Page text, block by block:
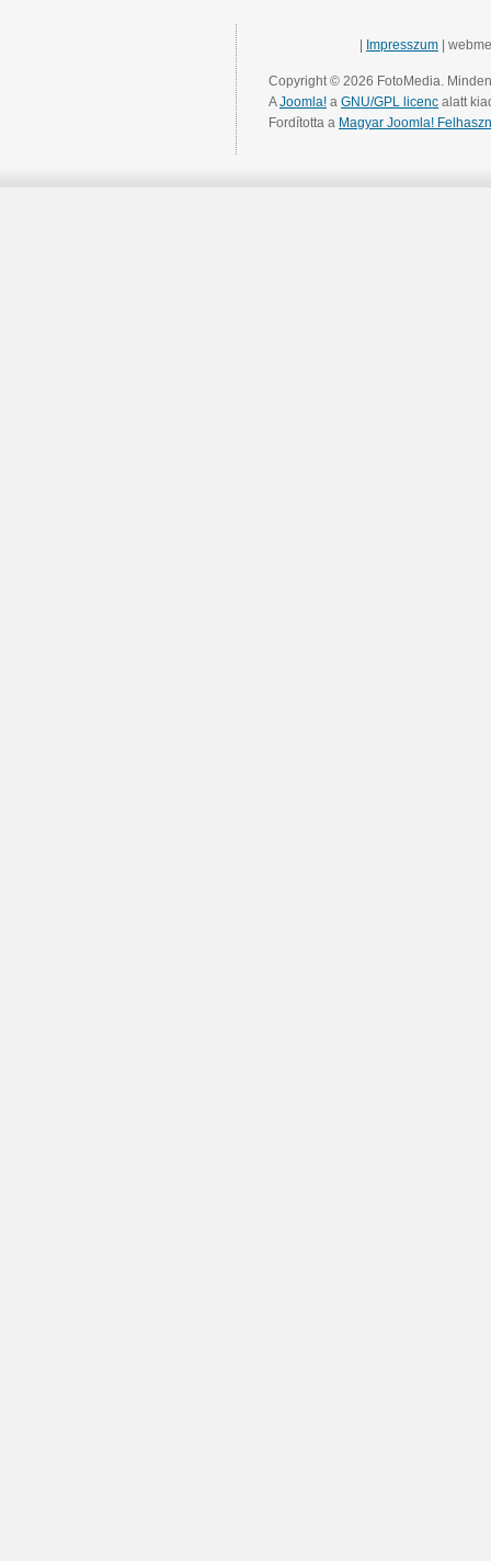
Impresszum |
Copyright © 2026 FotoMedia.
AJoomla! a GNU/GPL licenc alatt
Fordította a Magyar Joomla!